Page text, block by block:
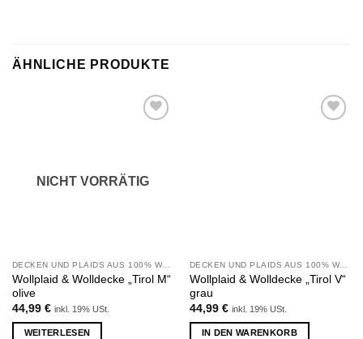
ÄHNLICHE PRODUKTE
NICHT VORRÄTIG
DECKEN UND PLAIDS AUS 100% WOLLE
Wollplaid & Wolldecke „Tirol M“
olive
44,99 € inkl. 19% USt.
WEITERLESEN
DECKEN UND PLAIDS AUS 100% WOLLE
Wollplaid & Wolldecke „Tirol V“
grau
44,99 € inkl. 19% USt.
IN DEN WARENKORB